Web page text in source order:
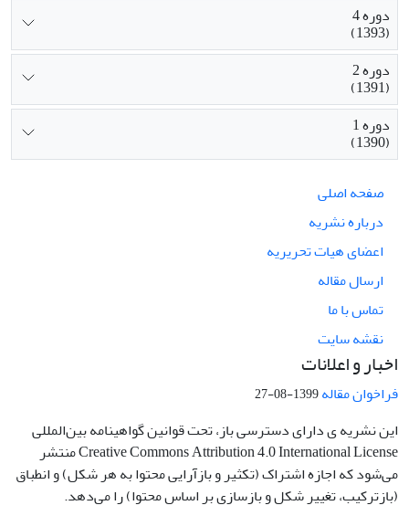
دوره 4
(1393)
دوره 2
(1391)
دوره 1
(1390)
صفحه اصلی
درباره نشریه
اعضای هیات تحریریه
ارسال مقاله
تماس با ما
نقشه سایت
اخبار و اعلانات
فراخوان مقاله1399-08-27
این نشریه ی دارای دسترسی باز، تحت قوانین گواهینامه بین‌المللی
Creative Commons Attribution 4.0 International License منتشر
می‌شود که اجازه اشتراک (تکثیر و بازآرایی محتوا به هر شکل) و انطباق
(بازترکیب، تغییر شکل و بازسازی بر اساس محتوا) را می‌دهد.